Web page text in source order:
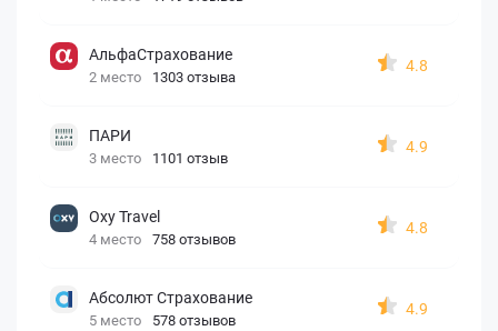
АльфаСтрахование
2 место 1303 отзыва
4.8
ПАРИ
3 место 1101 отзыв
4.9
Oxy Travel
4 место 758 отзывов
4.8
Абсолют Страхование
5 место 578 отзывов
4.9